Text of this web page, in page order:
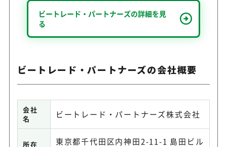
ビートレード・パートナーズの詳細を見
る
ビートレード・パートナーズの会社概要
会社
名
ビートレード・パートナーズ株式会社
所在
東京都千代田区内神田2-11-1 島田ビル